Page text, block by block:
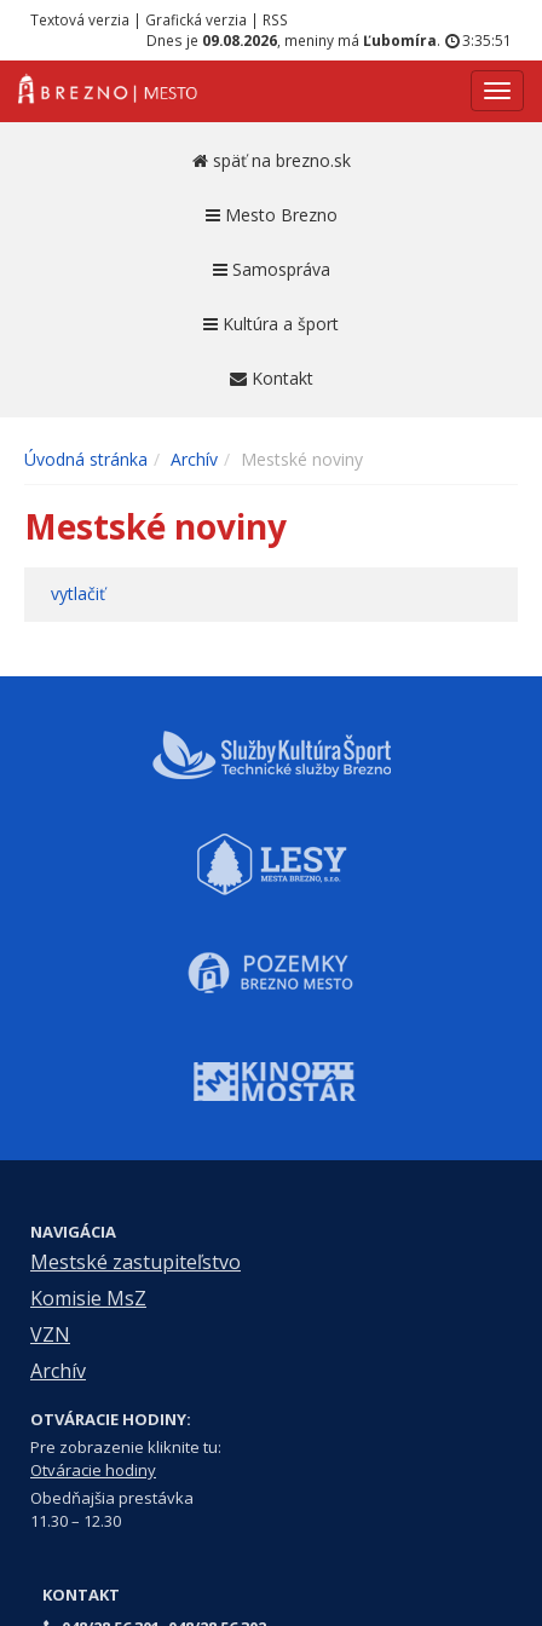
Textová verzia | Grafická verzia | RSS
Dnes je 09.08.2026 , meniny má Ľubomíra. 3:35:51
späť na brezno.sk
Mesto Brezno
Samospráva
Kultúra a šport
Kontakt
Úvodná stránka Archív Mestské noviny
Mestské noviny
vytlačiť
NAVIGÁCIA
Mestské zastupiteľstvo
Komisie MsZ
VZN
Archív
OTVÁRACIE HODINY:
Pre zobrazenie kliknite tu:
Otváracie hodiny
Obedňajšia prestávka
11.30 – 12.30
KONTAKT